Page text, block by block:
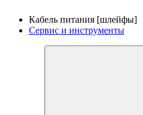
Кабель питания [шлейфы]
Сервис и инструменты